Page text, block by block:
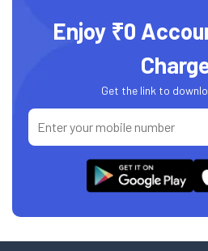
Enjoy ₹0
Get the link to